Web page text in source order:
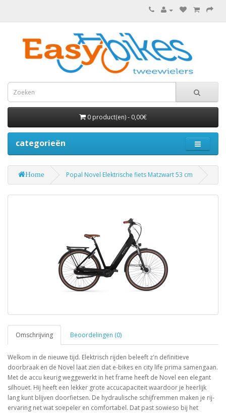
0 product(en) - 0,00€
categorieën
Home Popal Novel Elektrische fiets Matzwart 53 cm
Omschrijving Beoordelingen (0)
Welkom in de nieuwe tijd. Elektrisch rijden beleeft z'n definitieve
doorbraak en de Novel laat zien dat e-bikes en city life prima samengaan.
Met de accu keurig weggewerkt in het frame heeft de Novel een elegant
silhouet. Hij heeft een lekker grote accucapaciteit waardoor je heerlijk
lang kunt blijven doorfietsen. De hydraulische schijfremmen maken je rij-
ervaring net wat soepeler en comfortabel. Dat past sowieso bij het